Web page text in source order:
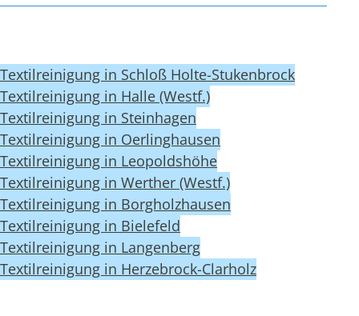
Textilreinigung in Schloß Holte-Stukenbrock
Textilreinigung in Halle (Westf.)
Textilreinigung in Steinhagen
Textilreinigung in Oerlinghausen
Textilreinigung in Leopoldshöhe
Textilreinigung in Werther (Westf.)
Textilreinigung in Borgholzhausen
Textilreinigung in Bielefeld
Textilreinigung in Langenberg
Textilreinigung in Herzebrock-Clarholz